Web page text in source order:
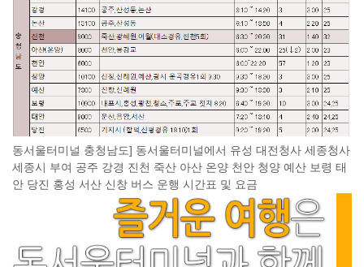
동서울터미널 충청남도] 동서울터미널에서 유성 대전청사 세종청사
세종시 부여 공주 강경 진천 죽산 아산 온양 천안 청양 예산 보령 태
안 당진 홍성 서산 신창 버스 운행 시간표 및 요금